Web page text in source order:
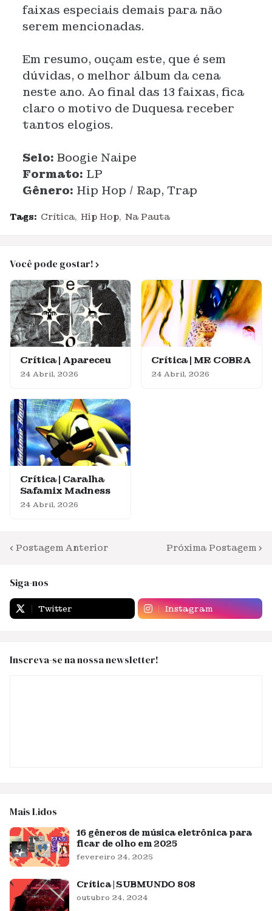
faixas especiais demais para não
serem mencionadas.
Em resumo, ouçam este, que é sem
dúvidas, o melhor álbum da cena
neste ano. Ao final das 13 faixas, fica
claro o motivo de Duquesa receber
tantos elogios.
Selo: Boogie Naipe
Formato: LP
Gênero: Hip Hop / Rap, Trap
Tags: Crítica Hip Hop Na Pauta
Você pode gostar!
Crítica | Apareceu
24 Abril, 2026
Crítica | MR COBRA
24 Abril, 2026
Crítica | Caralha
Safamix Madness
24 Abril, 2026
Postagem Anterior Próxima Postagem
Siga-nos
Twitter Instagram
Inscreva-se na nossa newsletter!
Mais Lidos
16 gêneros de música eletrônica para
ficar de olho em 2025
fevereiro 24, 2025
Crítica | SUBMUNDO 808
outubro 24, 2024